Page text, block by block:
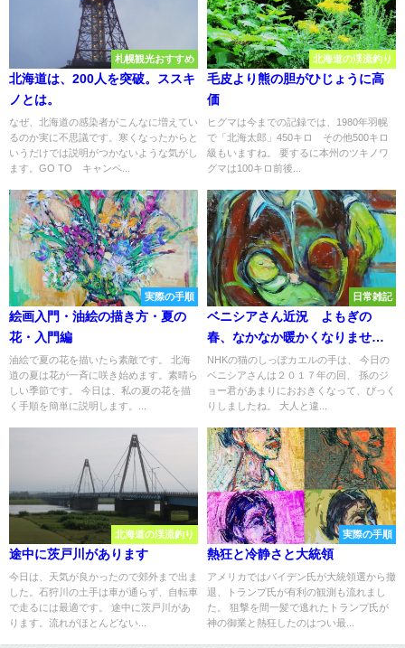
札幌観光おすすめ
北海道は、200人を突破。ススキ
ノとは。
なぜ、北海道の感染者がこんなに増えてい
るのか実に不思議です。寒くなったからと
いうだけでは説明がつかないような気がし
ます。GO TO キャンペ...
北海道の渓流釣り
毛皮より熊の胆がひじょうに高
価
ヒグマは今までの記録では、1980年羽幌
で「北海太郎」450キロ その他500キロ
級もいますね。 要するに本州のツキノワ
グマは100キロ前後...
実際の手順
絵画入門・油絵の描き方・夏の
花・入門編
油絵で夏の花を描いたら素敵です。 北海
道の夏は花が一斉に咲き始めます。素晴ら
しい季節です。 今日は、私の夏の花を描
く手順を簡単に説明します。...
日常雑記
ベニシアさん近況 よもぎの
春、なかなか暖かくなりません
ね。
NHKの猫のしっぽカエルの手は、 今日の
ベニシアさんは２０１７年の回、 孫のジ
ョー君があまりにおおきくなって、びっく
りしましたね。 大人と違...
北海道の渓流釣り
途中に茨戸川があります
今日は、天気が良かったので郊外まで出ま
した。石狩川の土手は車が通らず、自転車
で走るには最適です。 途中に茨戸川があ
ります。流れがほとんどない...
実際の手順
熱狂と冷静さと大統領
アメリカではバイデン氏が大統領選から撤
退、トランプ氏が有利の観測も流れまし
た。 狙撃を間一髪で逃れたトランプ氏が
神の御業と熱狂したのはつい最...